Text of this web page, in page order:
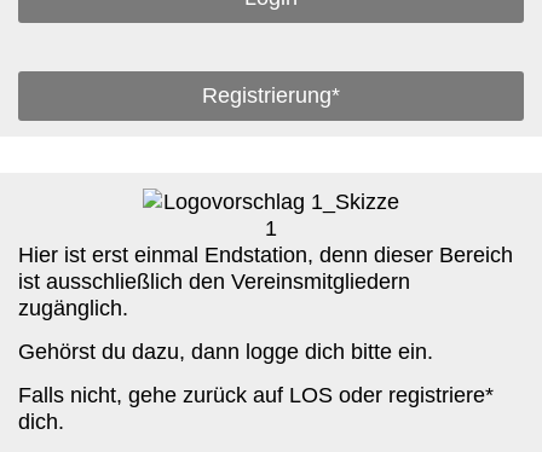
Registrierung*
Hier ist erst einmal Endstation, denn dieser Bereich
ist ausschließlich den Vereinsmitgliedern
zugänglich.
Gehörst du dazu, dann logge dich bitte ein.
Falls nicht, gehe zurück auf LOS oder registriere*
dich.